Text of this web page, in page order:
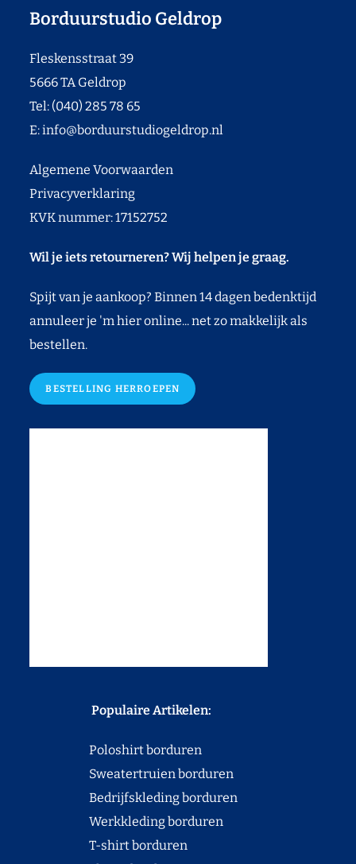
Borduurstudio Geldrop
Fleskensstraat 39
5666 TA Geldrop
Tel: (040) 285 78 65
E:info@borduurstudiogeldrop.nl
Algemene Voorwaarden
Privacyverklaring
KVK nummer: 17152752
Wil je iets retourneren? Wij helpen je graag.
Spijt van je aankoop? Binnen 14 dagen bedenktijd
annuleer je 'm hier online... net zo makkelijk als
bestellen.
BESTELLING HERROEPEN
Populaire Artikelen:
Poloshirt borduren
Sweatertruien borduren
Bedrijfskleding borduren
Werkkleding borduren
T-shirt borduren